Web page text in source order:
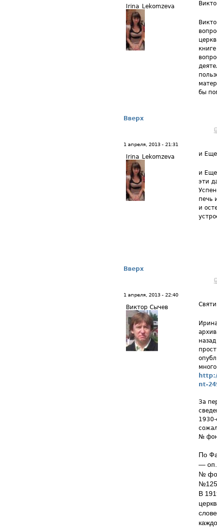
Irina_Lekomzeva
бы
Вверх
1 апреля, 2013 - 21:31
Irina_Lekomzeva и
и Еще
эти
печь
и
Вверх
1 апреля, 2013 - 22:40
Виктор Сычев
nt-
За
№
По
— оп.
№
В